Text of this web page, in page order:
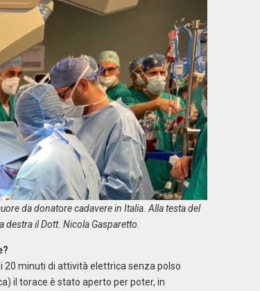
da donatore cadavere in Italia. Alla testa del
destra il Dott. Nicola Gasparetto.
20 minuti di attività elettrica senza polso
il torace è stato aperto per poter, in